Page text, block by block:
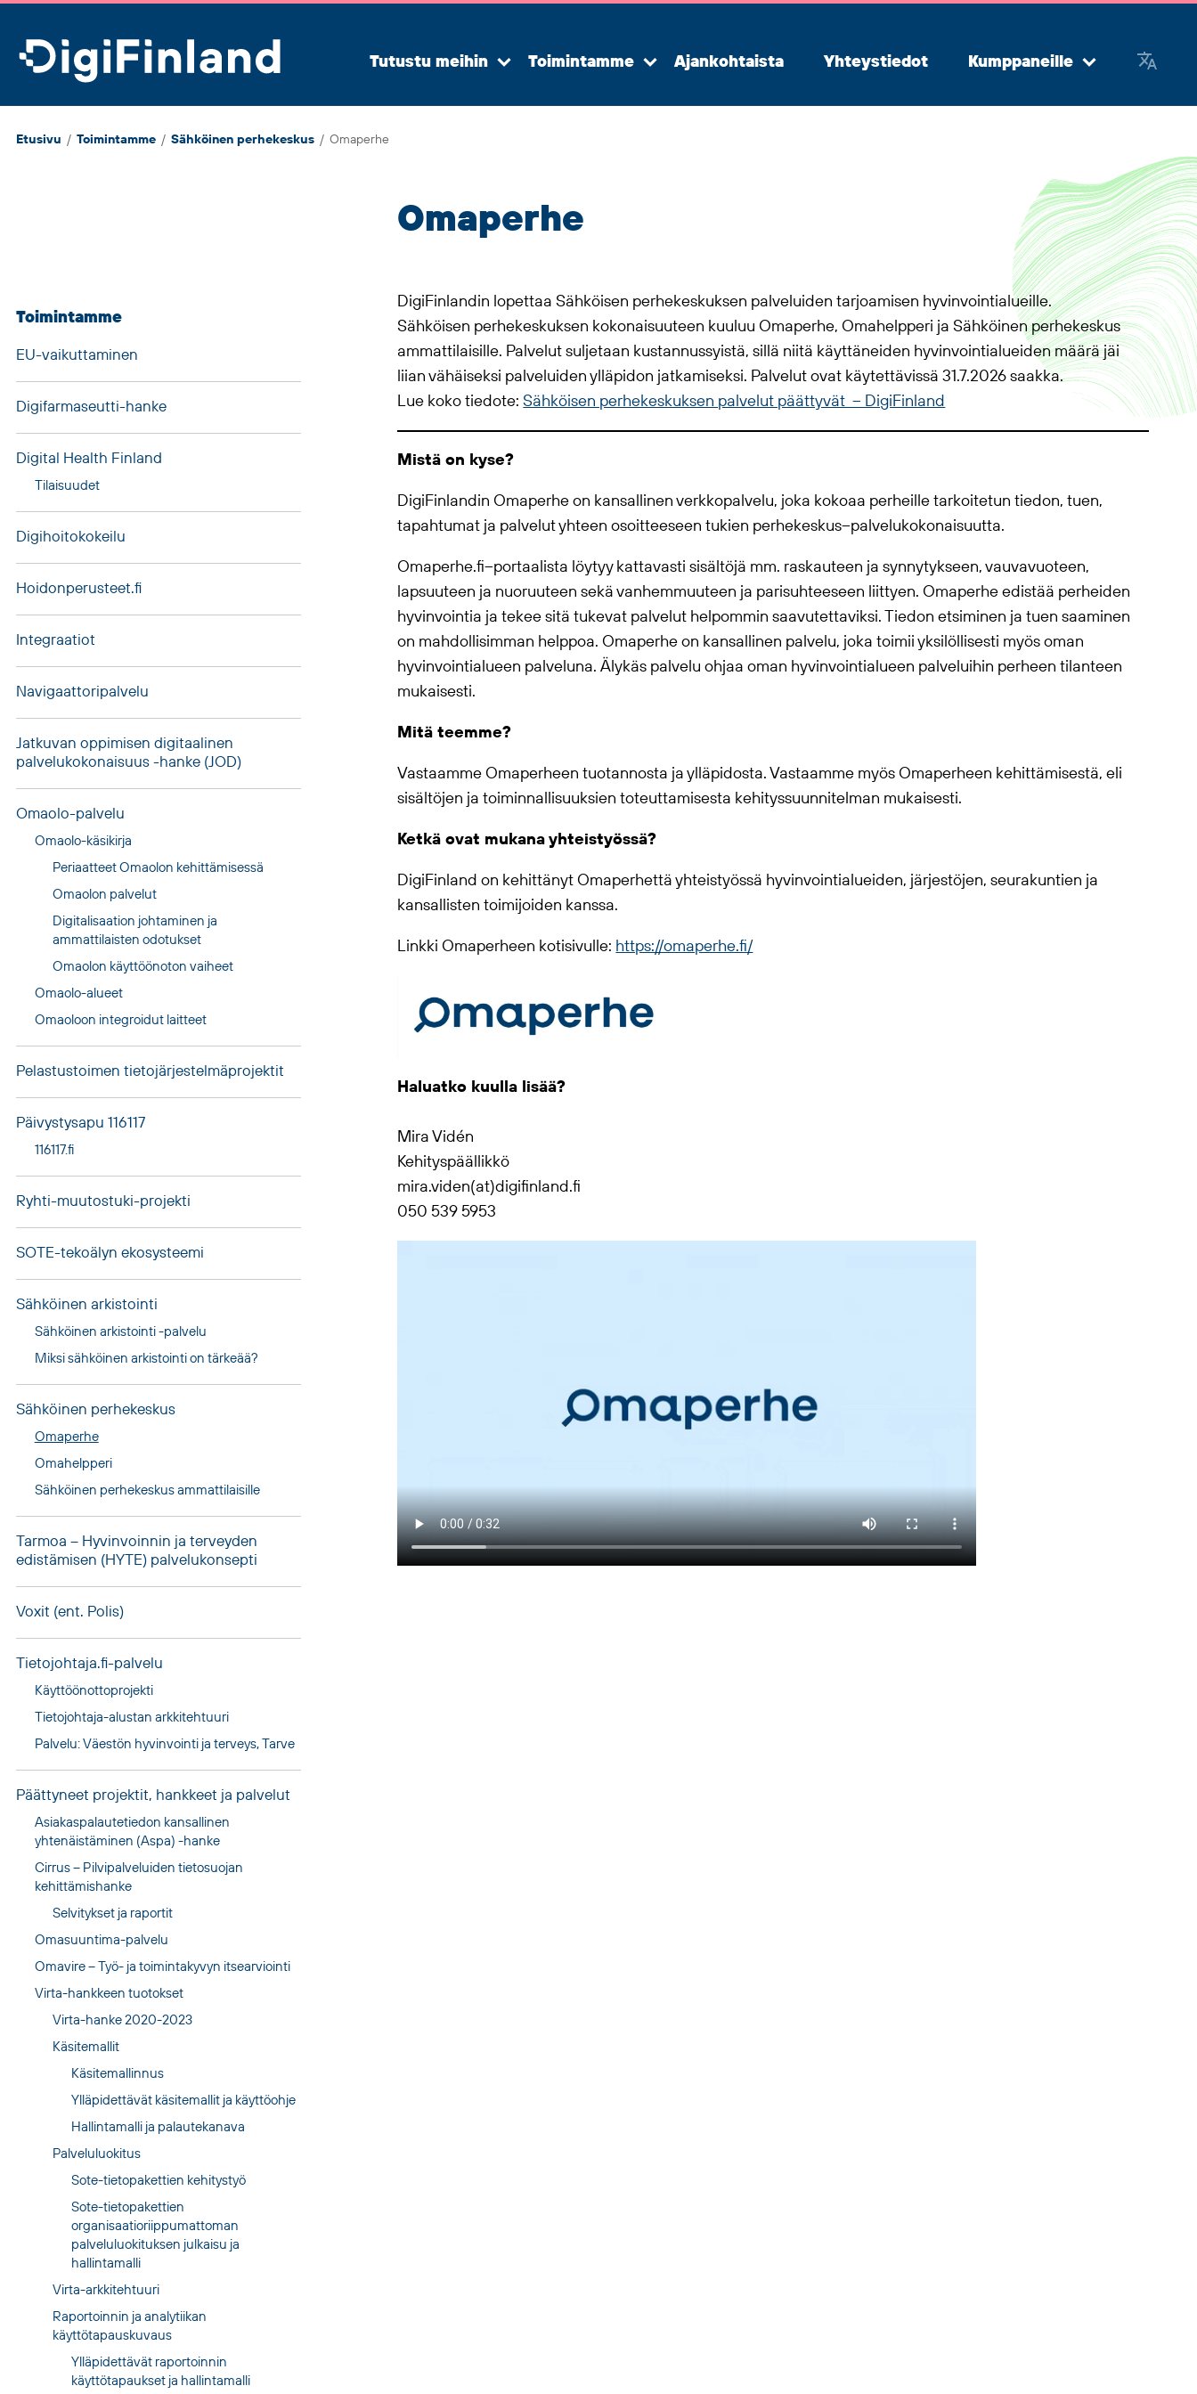
DigiFinland
Tutustu meihin
AvaaToimintamme
AvaaAjankohtaista Yhteystiedot Kumppaneille
Avaa
Etusivu / Toimintamme / Sähköinen perhekeskus / Omaperhe
Omaperhe
sivuvalikko
siirry
sisältöön
Toimintamme
EU-vaikuttaminen
Digifarmaseutti-hanke
Digital Health Finland
Tilaisuudet
Digihoitokokeilu
Hoidonperusteet.fi
Integraatiot
Navigaattoripalvelu
Jatkuvan oppimisen digitaalinen
palvelukokonaisuus -hanke (JOD)
Omaolo-palvelu
Omaolo-käsikirja
PeriaatteetOmaolon kehittämisessä
Omaolon palvelut
Digitalisaation johtaminen ja
ammattilaisten odotukset
Omaolon käyttöönoton vaiheet
Omaolo-alueet
Omaoloon integroidut laitteet
Pelastustoimen tietojärjestelmäprojektit
Päivystysapu 116117
116117.fi
Ryhti-muutostuki-projekti
SOTE-tekoälyn ekosysteemi
Sähköinen arkistointi
Sähköinen arkistointi -palvelu
Miksi sähköinen arkistointi on tärkeää?
Sähköinen perhekeskus
Omaperhe
Omahelpperi
Sähköinen perhekeskus ammattilaisille
Tarmoa – Hyvinvoinnin ja terveyden
edistämisen (HYTE) palvelukonsepti
Voxit (ent. Polis)
Tietojohtaja.fi-palvelu
Käyttöönottoprojekti
Tietojohtaja-alustan arkkitehtuuri
Palvelu: Väestön hyvinvointi ja terveys, Tarve
Päättyneet projektit, hankkeet ja palvelut
Asiakaspalautetiedon kansallinen
yhtenäistäminen (Aspa) -hanke
Cirrus – Pilvipalveluiden tietosuojan
kehittämishanke
Selvitykset ja raportit
Omasuuntima-palvelu
Omavire – Työ- ja toimintakyvyn itsearviointi
Virta-hankkeen tuotokset
Virta-hanke 2020-2023
Käsitemallit
Käsitemallinnus
Ylläpidettävät käsitemallit ja käyttöohje
Hallintamalli ja palautekanava
Palveluluokitus
Sote-tietopakettien kehitystyö
Sote-tietopakettien
organisaatioriippumattoman
palveluluokituksen julkaisu ja
hallintamalli
Virta-arkkitehtuuri
Raportoinnin ja analytiikan
käyttötapauskuvaus
Ylläpidettävät raportoinnin
käyttötapaukset ja hallintamalli
DigiFinlandin lopettaa Sähköisen perhekeskuksen palveluiden tarjoamisen hyvinvointialueille.
Sähköisen perhekeskuksen kokonaisuuteen kuuluu Omaperhe, Omahelpperi ja Sähköinen perhekeskus
ammattilaisille. Palvelut suljetaan kustannussyistä, sillä niitä käyttäneiden hyvinvointialueiden määrä jäi
liian vähäiseksi palveluiden ylläpidon jatkamiseksi. Palvelut ovat käytettävissä 31.7.2026 saakka.
Lue koko tiedote:Sähköisen perhekeskuksen palvelut päättyvät – DigiFinland
Mistä on kyse?
DigiFinlandin Omaperhe on kansallinen verkkopalvelu, joka kokoaa perheille tarkoitetun tiedon, tuen,
tapahtumat ja palvelut yhteen osoitteeseen tukien perhekeskus–palvelukokonaisuutta.
Omaperhe.fi–portaalista löytyy kattavasti sisältöjä mm. raskauteen ja synnytykseen, vauvavuoteen,
lapsuuteen ja nuoruuteen sekä vanhemmuuteen ja parisuhteeseen liittyen. Omaperhe edistää perheiden
hyvinvointia ja tekee sitä tukevat palvelut helpommin saavutettaviksi. Tiedon etsiminen ja tuen saaminen
on mahdollisimman helppoa. Omaperhe on kansallinen palvelu, joka toimii yksilöllisesti myös oman
hyvinvointialueen palveluna. Älykäs palvelu ohjaa oman hyvinvointialueen palveluihin perheen tilanteen
mukaisesti.
Mitä teemme?
Vastaamme Omaperheen tuotannosta ja ylläpidosta. Vastaamme myös Omaperheen kehittämisestä, eli
sisältöjen ja toiminnallisuuksien toteuttamisesta kehityssuunnitelman mukaisesti.
Ketkä ovat mukana yhteistyössä?
DigiFinland on kehittänyt Omaperhettä yhteistyössä hyvinvointialueiden, järjestöjen, seurakuntien ja
kansallisten toimijoiden kanssa.
Linkki Omaperheen kotisivulle: https://omaperhe.fi/
Haluatko kuulla lisää?
Mira Vidén
Kehityspäällikkö
​mira.viden(at)digifinland.fi
050 539 5953